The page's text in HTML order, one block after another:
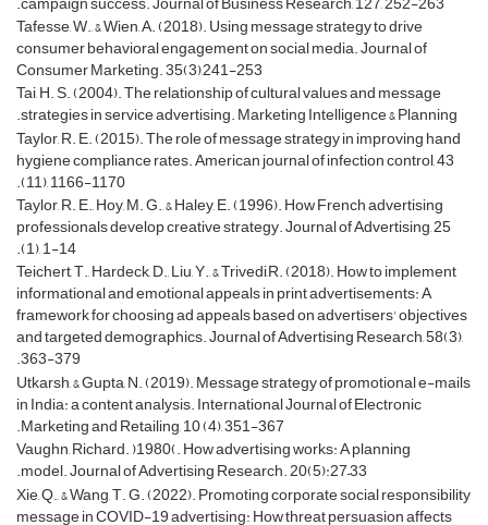
Tafesse, W., & Wien, A. (2018). Using message strategy to drive
consumer behavioral engagement on social media. Journal of
Consumer Marketing. 35(3),241-253
Tai, H. S. (2004). The relationship of cultural values and message
strategies in service advertising. Marketing Intelligence & Planning.
Taylor, R. E. (2015). The role of message strategy in improving hand
hygiene compliance rates. American journal of infection control, 43
(11), 1166-1170.
Taylor, R. E., Hoy, M. G., & Haley, E. (1996). How French advertising
professionals develop creative strategy. Journal of Advertising, 25
(1), 1-14.
Teichert, T., Hardeck, D., Liu, Y., & Trivedi,R. (2018). How to implement
informational and emotional appeals in print advertisements: A
framework for choosing ad appeals based on advertisers' objectives
and targeted demographics. Journal of Advertising Research, 58(3),
363-379.
Utkarsh, & Gupta, N. (2019). Message strategy of promotional e-mails
in India: a content analysis. International Journal of Electronic
Marketing and Retailing, 10 (4), 351-367.
Vaughn, Richard. )1980(. How advertising works: A planning
model. Journal of Advertising Research. 20(5):27–33.
Xie, Q., & Wang, T. G. (2022). Promoting corporate social responsibility
message in COVID-19 advertising: How threat persuasion affects